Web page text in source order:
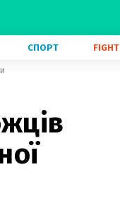
СПОРТ FIGHT